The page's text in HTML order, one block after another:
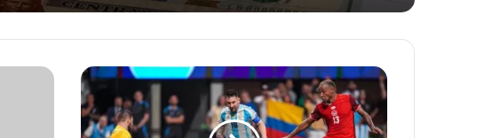
القطار الكهربائي السريع… بين الجدل والفرصة